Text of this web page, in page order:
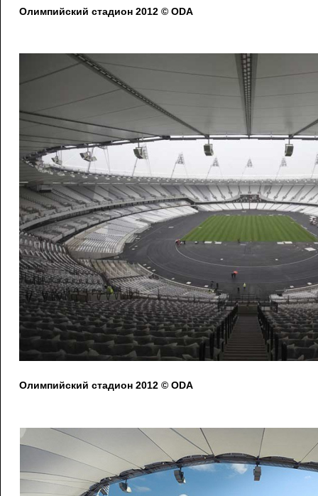
Олимпийский стадион 2012 © ODA
Олимпийский стадион 2012 © ODA